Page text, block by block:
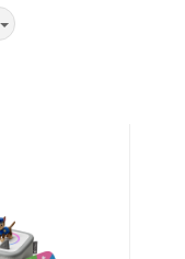
vergessen?